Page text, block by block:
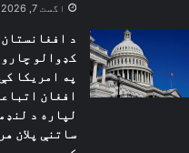
اگست 7, 2026
د افغانستان
کډوالو
په امریکا
افغان
لپاره د
ساتنې پلان